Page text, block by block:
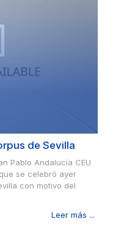
de Sevilla
Pablo Andalucía CEU
se celebró ayer
con motivo del
Leer más ...